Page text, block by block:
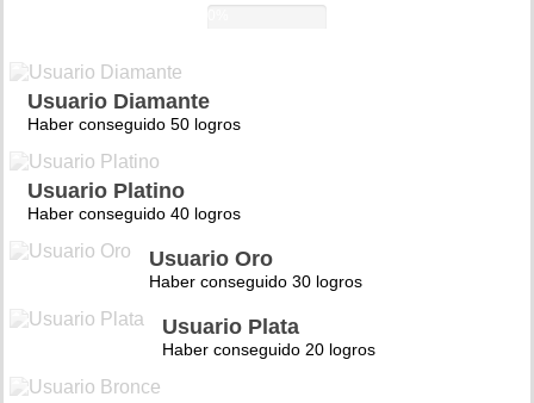
Usuario Diamante
Haber conseguido 50 logros
Usuario Platino
Haber conseguido 40 logros
Usuario Oro
Haber conseguido 30 logros
Usuario Plata
Haber conseguido 20 logros